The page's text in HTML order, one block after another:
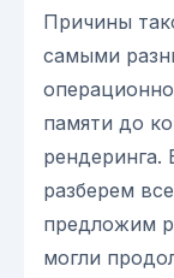
Причины
самыми
памяти до
рендеринга.
разберем
предложим
могли